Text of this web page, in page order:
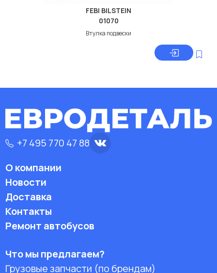
FEBI BILSTEIN
01070
Втулкa подвески
+7 495 770 47 88
О компании
Новости
Доставка
Контакты
Ремонт автобусов
Что мы предлагаем?
Грузовые запчасти (по брендам)